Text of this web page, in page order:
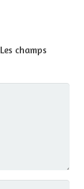
Les champs